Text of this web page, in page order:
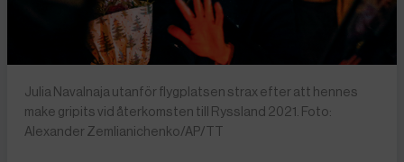
Julia Navalnaja utanför flygplatsen strax efter att hennes
make gripits vid återkomsten till Ryssland 2021. Foto:
Alexander Zemlianichenko/AP/TT